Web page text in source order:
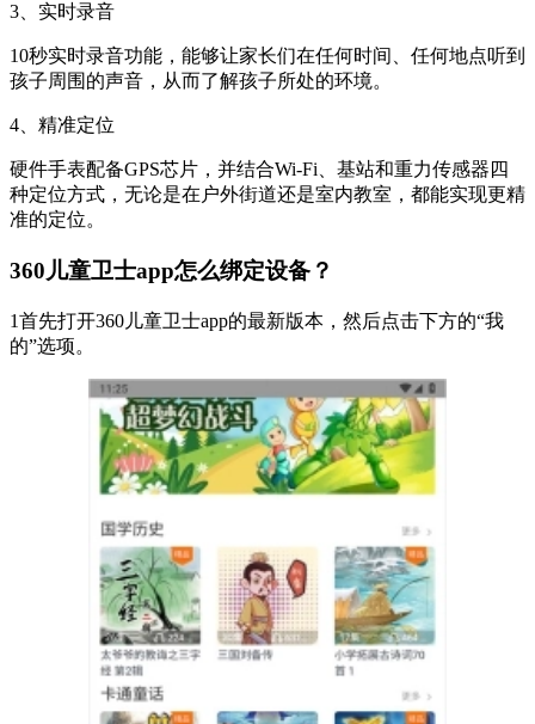
3、实时录音
10秒实时录音功能，能够让家长们在任何时间、任何地点听到
孩子周围的声音，从而了解孩子所处的环境。
4、精准定位
硬件手表配备GPS芯片，并结合Wi-Fi、基站和重力传感器四
种定位方式，无论是在户外街道还是室内教室，都能实现更精
准的定位。
360儿童卫士app怎么绑定设备？
1首先打开360儿童卫士app的最新版本，然后点击下方的“我
的”选项。